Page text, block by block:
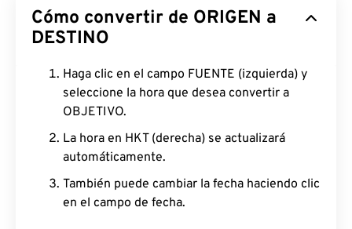
Cómo convertir de ORIGEN a
DESTINO
Haga clic en el campo FUENTE (izquierda) y
seleccione la hora que desea convertir a
OBJETIVO.
La hora en HKT (derecha) se actualizará
automáticamente.
También puede cambiar la fecha haciendo clic
en el campo de fecha.